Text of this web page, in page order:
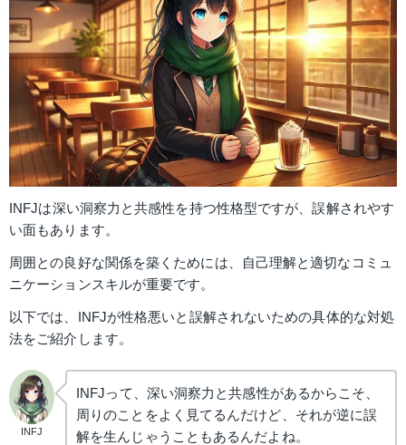
INFJは深い洞察力と共感性を持つ性格型ですが、誤解されやす
い面もあります。
周囲との良好な関係を築くためには、自己理解と適切なコミュ
ニケーションスキルが重要です。
以下では、INFJが性格悪いと誤解されないための具体的な対処
法をご紹介します。
INFJ
INFJって、深い洞察力と共感性があるからこそ、
周りのことをよく見てるんだけど、それが逆に誤
解を生んじゃうこともあるんだよね。